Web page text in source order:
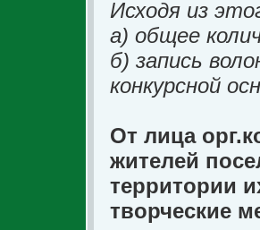
Исходя из
а) общее
б) запись
конкурсной
От лица
жителей
территории
творческие